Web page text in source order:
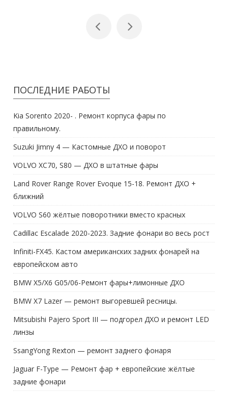
ПОСЛЕДНИЕ РАБОТЫ
Kia Sorento 2020- . Ремонт корпуса фары по
правильному.
Suzuki Jimny 4 — Кастомные ДХО и поворот
VOLVO XC70, S80 — ДХО в штатные фары
Land Rover Range Rover Evoque 15-18. Ремонт ДХО +
ближний
VOLVO S60 жёлтые поворотники вместо красных
Cadillac Escalade 2020-2023. Задние фонари во весь рост
Infiniti-FX45. Кастом американских задних фонарей на
европейском авто
BMW X5/X6 G05/06-Ремонт фары+лимонные ДХО
BMW X7 Lazer — ремонт выгоревшей ресницы.
Mitsubishi Pajero Sport III — подгорел ДХО и ремонт LED
линзы
SsangYong Rexton — ремонт заднего фонаря
Jaguar F-Type — Ремонт фар + европейские жёлтые
задние фонари